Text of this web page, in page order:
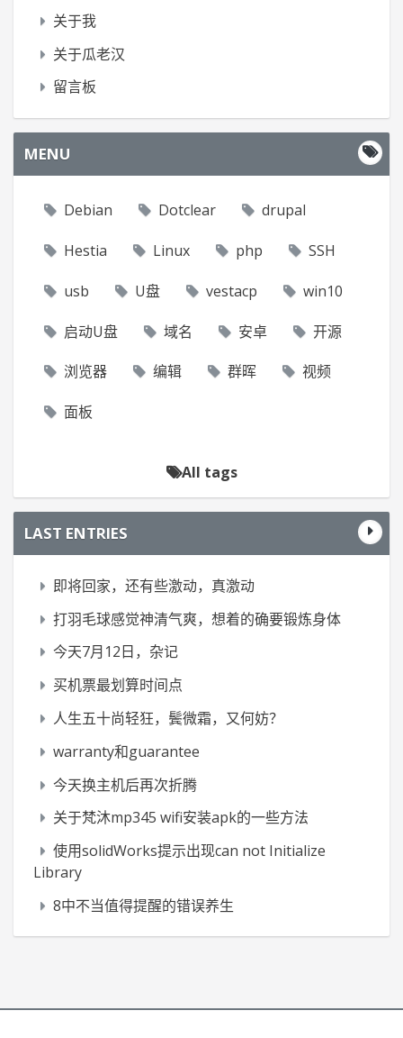
关于我
关于瓜老汉
留言板
MENU
Debian Dotclear drupal
Hestia Linux php SSH
usb U盘 vestacp win10
启动U盘 域名 安卓 开源
浏览器 编辑 群晖 视频
面板
All tags
LAST ENTRIES
即将回家，还有些激动，真激动
打羽毛球感觉神清气爽，想着的确要锻炼身体
今天7月12日，杂记
买机票最划算时间点
人生五十尚轻狂，鬓微霜，又何妨？
warranty和guarantee
今天换主机后再次折腾
关于梵沐mp345 wifi安装apk的一些方法
使用solidWorks提示出现can not Initialize
Library
8中不当值得提醒的错误养生